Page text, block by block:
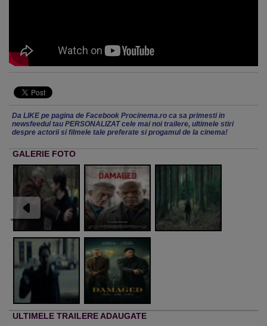
Da LIKE pe pagina de Facebook Procinema.ro ca sa primesti in
newsfeedul tau PERSONALIZAT cele mai noi trailere, ultimele stiri
despre actorii si filmele tale preferate si progamul de la cinema!
GALERIE FOTO
ULTIMELE TRAILERE ADAUGATE